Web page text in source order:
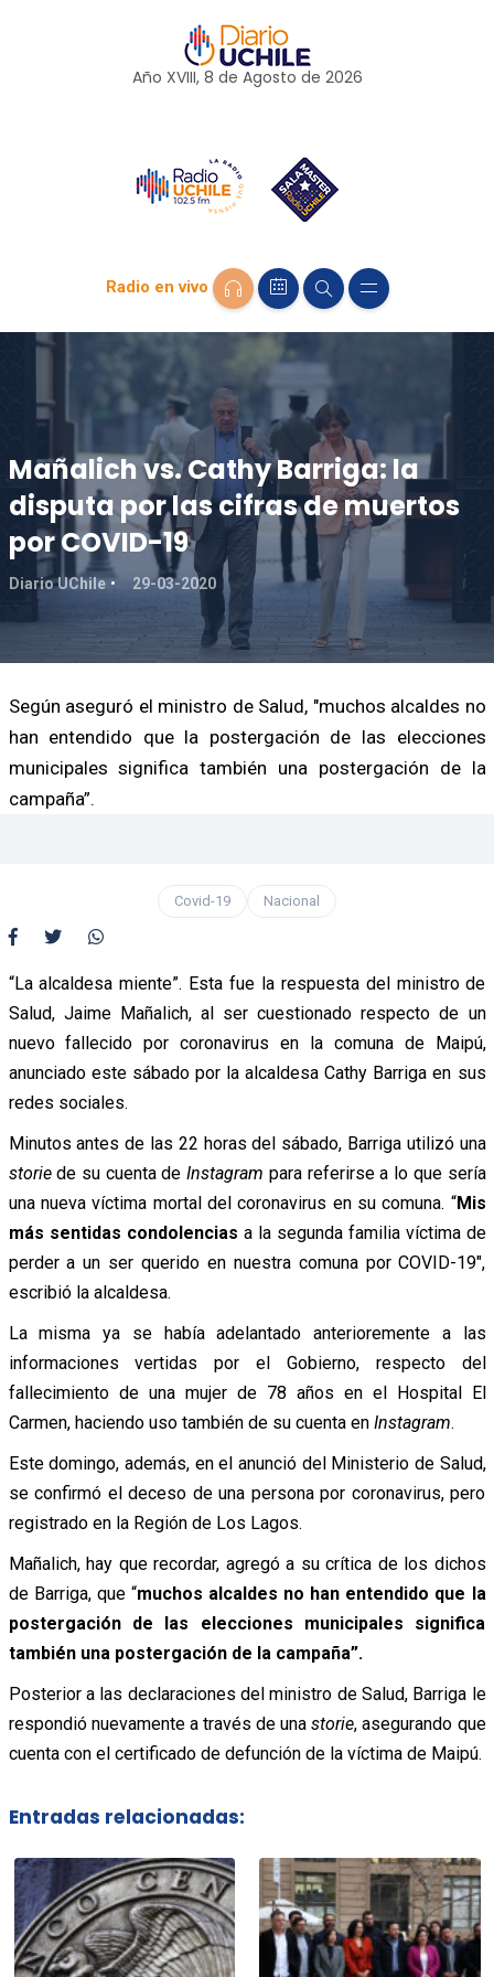
Año XVIII, 8 de Agosto de 2026
Radio en vivo
Mañalich vs. Cathy Barriga: la
disputa por las cifras de muertos
por COVID-19
Diario UChile 29-03-2020
Según aseguró el ministro de Salud, "muchos alcaldes no
han entendido que la postergación de las elecciones
municipales significa también una postergación de la
campaña”.
Covid-19 Nacional
“La alcaldesa miente”. Esta fue la respuesta del ministro de
Salud, Jaime Mañalich, al ser cuestionado respecto de un
nuevo fallecido por coronavirus en la comuna de Maipú,
anunciado este sábado por la alcaldesa Cathy Barriga en sus
redes sociales.
Minutos antes de las 22 horas del sábado, Barriga utilizó una
storiede su cuenta deInstagram para referirse a lo que sería
una nueva víctima mortal del coronavirus en su comuna. “Mis
más sentidas condolencias a la segunda familia víctima de
perder a un ser querido en nuestra comuna por COVID-19″,
escribió la alcaldesa.
La misma ya se había adelantado anterioremente a las
informaciones vertidas por el Gobierno, respecto del
fallecimiento de una mujer de 78 años en el Hospital El
Carmen, haciendo uso también de su cuenta en Instagram.
Este domingo, además, en el anunció del Ministerio de Salud,
se confirmó el deceso de una persona por coronavirus, pero
registrado en la Región de Los Lagos.
Mañalich, hay que recordar, agregó a su crítica de los dichos
de Barriga, que “muchos alcaldes no han entendido que la
postergación de las elecciones municipales significa
también una postergación de la campaña”.
Posterior a las declaraciones del ministro de Salud, Barriga le
respondió nuevamente a través de unastorie, asegurando que
cuenta con el certificado de defunción de la víctima de Maipú.
Entradas relacionadas: